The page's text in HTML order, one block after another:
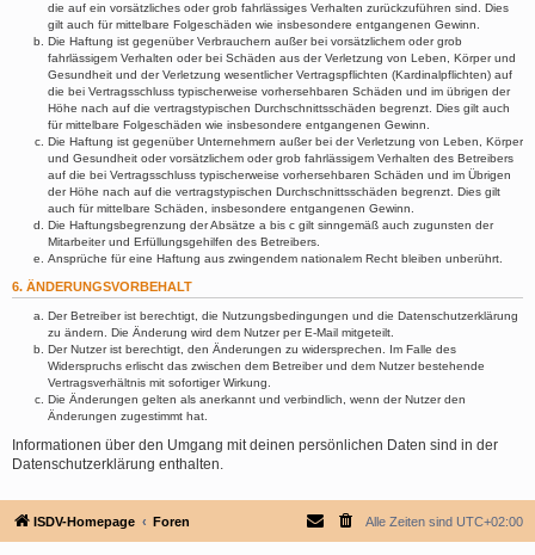
die auf ein vorsätzliches oder grob fahrlässiges Verhalten zurückzuführen sind. Dies
gilt auch für mittelbare Folgeschäden wie insbesondere entgangenen Gewinn.
Die Haftung ist gegenüber Verbrauchern außer bei vorsätzlichem oder grob
fahrlässigem Verhalten oder bei Schäden aus der Verletzung von Leben, Körper und
Gesundheit und der Verletzung wesentlicher Vertragspflichten (Kardinalpflichten) auf
die bei Vertragsschluss typischerweise vorhersehbaren Schäden und im übrigen der
Höhe nach auf die vertragstypischen Durchschnittsschäden begrenzt. Dies gilt auch
für mittelbare Folgeschäden wie insbesondere entgangenen Gewinn.
Die Haftung ist gegenüber Unternehmern außer bei der Verletzung von Leben, Körper
und Gesundheit oder vorsätzlichem oder grob fahrlässigem Verhalten des Betreibers
auf die bei Vertragsschluss typischerweise vorhersehbaren Schäden und im Übrigen
der Höhe nach auf die vertragstypischen Durchschnittsschäden begrenzt. Dies gilt
auch für mittelbare Schäden, insbesondere entgangenen Gewinn.
Die Haftungsbegrenzung der Absätze a bis c gilt sinngemäß auch zugunsten der
Mitarbeiter und Erfüllungsgehilfen des Betreibers.
Ansprüche für eine Haftung aus zwingendem nationalem Recht bleiben unberührt.
6. ÄNDERUNGSVORBEHALT
Der Betreiber ist berechtigt, die Nutzungsbedingungen und die Datenschutzerklärung
zu ändern. Die Änderung wird dem Nutzer per E-Mail mitgeteilt.
Der Nutzer ist berechtigt, den Änderungen zu widersprechen. Im Falle des
Widerspruchs erlischt das zwischen dem Betreiber und dem Nutzer bestehende
Vertragsverhältnis mit sofortiger Wirkung.
Die Änderungen gelten als anerkannt und verbindlich, wenn der Nutzer den
Änderungen zugestimmt hat.
Informationen über den Umgang mit deinen persönlichen Daten sind in der
Datenschutzerklärung enthalten.
ISDV-Homepage Foren Alle Zeiten sind UTC+02:00